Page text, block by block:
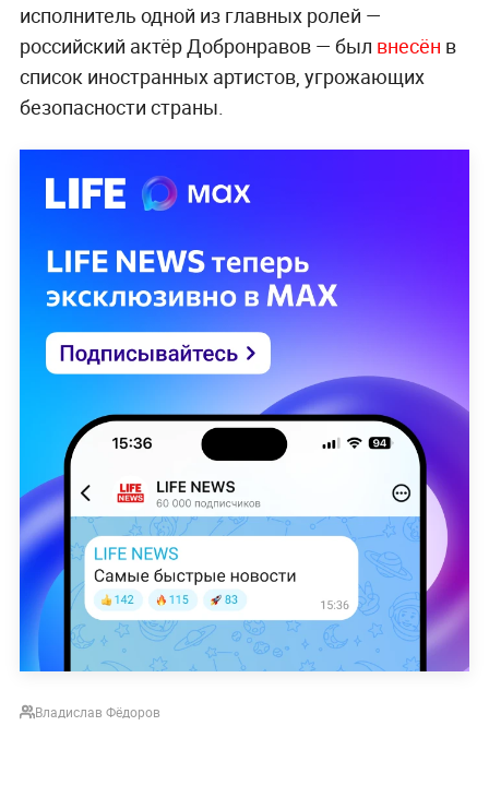
исполнитель одной из главных ролей —
российский актёр Добронравов — был внесён в
список иностранных артистов, угрожающих
безопасности страны.
Владислав Фёдоров